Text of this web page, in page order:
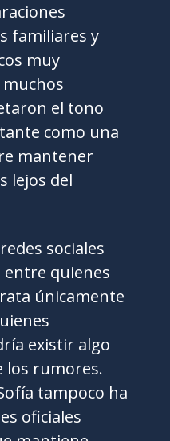
familiares y
muy
muchos
el tono
como una
mantener
lejos del
sociales
quienes
únicamente
existir algo
los rumores.
tampoco ha
oficiales